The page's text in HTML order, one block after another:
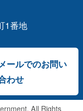
1番地
ールでのお問い
わせ
All Rights